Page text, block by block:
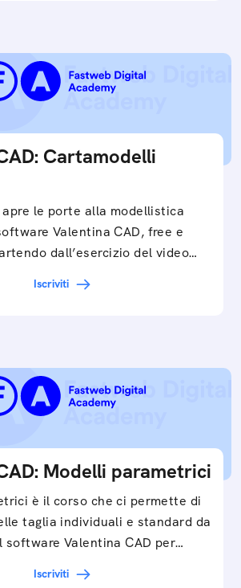
Cartamodelli
le porte alla modellistica
Valentina CAD, free e
dall’esercizio del video…
Iscriviti
Modelli parametrici
è il corso che ci permette di
taglia individuali e standard da
software Valentina CAD per…
Iscriviti